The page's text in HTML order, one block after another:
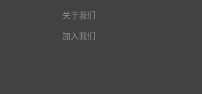
关于我们
加入我们